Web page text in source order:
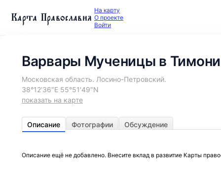
Карта Православия На карту
О проекте
Войти
Варвары Мученицы в
Московская область. Лосино-Петровский.
38°12′36″E 55°51′49″N
показать на карте
Описание Фотографии Обсуждение
Описание ещё не добавлено. Внесите вклад в развитие Карты